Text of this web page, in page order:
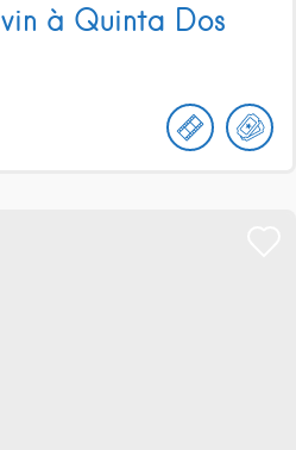
à Quinta Dos